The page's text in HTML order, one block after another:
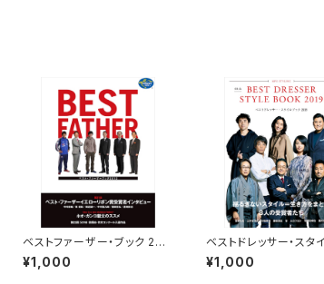
ベストファーザー・ブック 201
2
¥1,000
ベストドレッサー・スタイ
ク 2019
¥1,000